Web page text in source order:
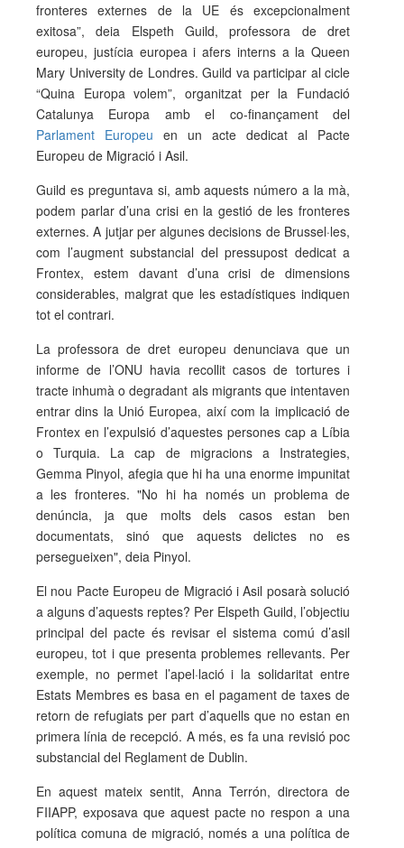
fronteres externes de la UE és excepcionalment
exitosa”, deia Elspeth Guild, professora de dret
europeu, justícia europea i afers interns a la Queen
Mary University de Londres. Guild va participar al cicle
“Quina Europa volem”, organitzat per la Fundació
Catalunya Europa amb el co-finançament del
Parlament Europeu en un acte dedicat al Pacte
Europeu de Migració i Asil.
Guild es preguntava si, amb aquests número a la mà,
podem parlar d’una crisi en la gestió de les fronteres
externes. A jutjar per algunes decisions de Brussel·les,
com l’augment substancial del pressupost dedicat a
Frontex, estem davant d’una crisi de dimensions
considerables, malgrat que les estadístiques indiquen
tot el contrari.
La professora de dret europeu denunciava que un
informe de l’ONU havia recollit casos de tortures i
tracte inhumà o degradant als migrants que intentaven
entrar dins la Unió Europea, així com la implicació de
Frontex en l’expulsió d’aquestes persones cap a Líbia
o Turquia. La cap de migracions a Instrategies,
Gemma Pinyol, afegia que hi ha una enorme impunitat
a les fronteres. "No hi ha només un problema de
denúncia, ja que molts dels casos estan ben
documentats, sinó que aquests delictes no es
persegueixen", deia Pinyol.
El nou Pacte Europeu de Migració i Asil posarà solució
a alguns d’aquests reptes? Per Elspeth Guild, l’objectiu
principal del pacte és revisar el sistema comú d’asil
europeu, tot i que presenta problemes rellevants. Per
exemple, no permet l’apel·lació i la solidaritat entre
Estats Membres es basa en el pagament de taxes de
retorn de refugiats per part d’aquells que no estan en
primera línia de recepció. A més, es fa una revisió poc
substancial del Reglament de Dublin.
En aquest mateix sentit, Anna Terrón, directora de
FIIAPP, exposava que aquest pacte no respon a una
política comuna de migració, només a una política de